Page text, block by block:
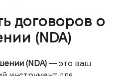
договоров о
(NDA)
(NDA) — это ваш